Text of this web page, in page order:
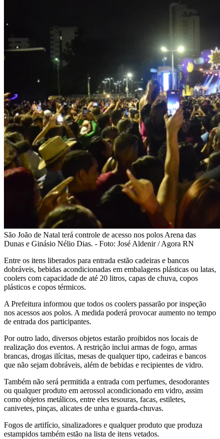
São João de Natal terá controle de acesso nos polos Arena das
Dunas e Ginásio Nélio Dias. - Foto: José Aldenir / Agora RN
Entre os itens liberados para entrada estão cadeiras e bancos
dobráveis, bebidas acondicionadas em embalagens plásticas ou latas,
coolers com capacidade de até 20 litros, capas de chuva, copos
plásticos e copos térmicos.
A Prefeitura informou que todos os coolers passarão por inspeção
nos acessos aos polos. A medida poderá provocar aumento no tempo
de entrada dos participantes.
Por outro lado, diversos objetos estarão proibidos nos locais de
realização dos eventos. A restrição inclui armas de fogo, armas
brancas, drogas ilícitas, mesas de qualquer tipo, cadeiras e bancos
que não sejam dobráveis, além de bebidas e recipientes de vidro.
Também não será permitida a entrada com perfumes, desodorantes
ou qualquer produto em aerossol acondicionado em vidro, assim
como objetos metálicos, entre eles tesouras, facas, estiletes,
canivetes, pinças, alicates de unha e guarda-chuvas.
Fogos de artifício, sinalizadores e qualquer produto que produza
estampidos também estão na lista de itens vetados.